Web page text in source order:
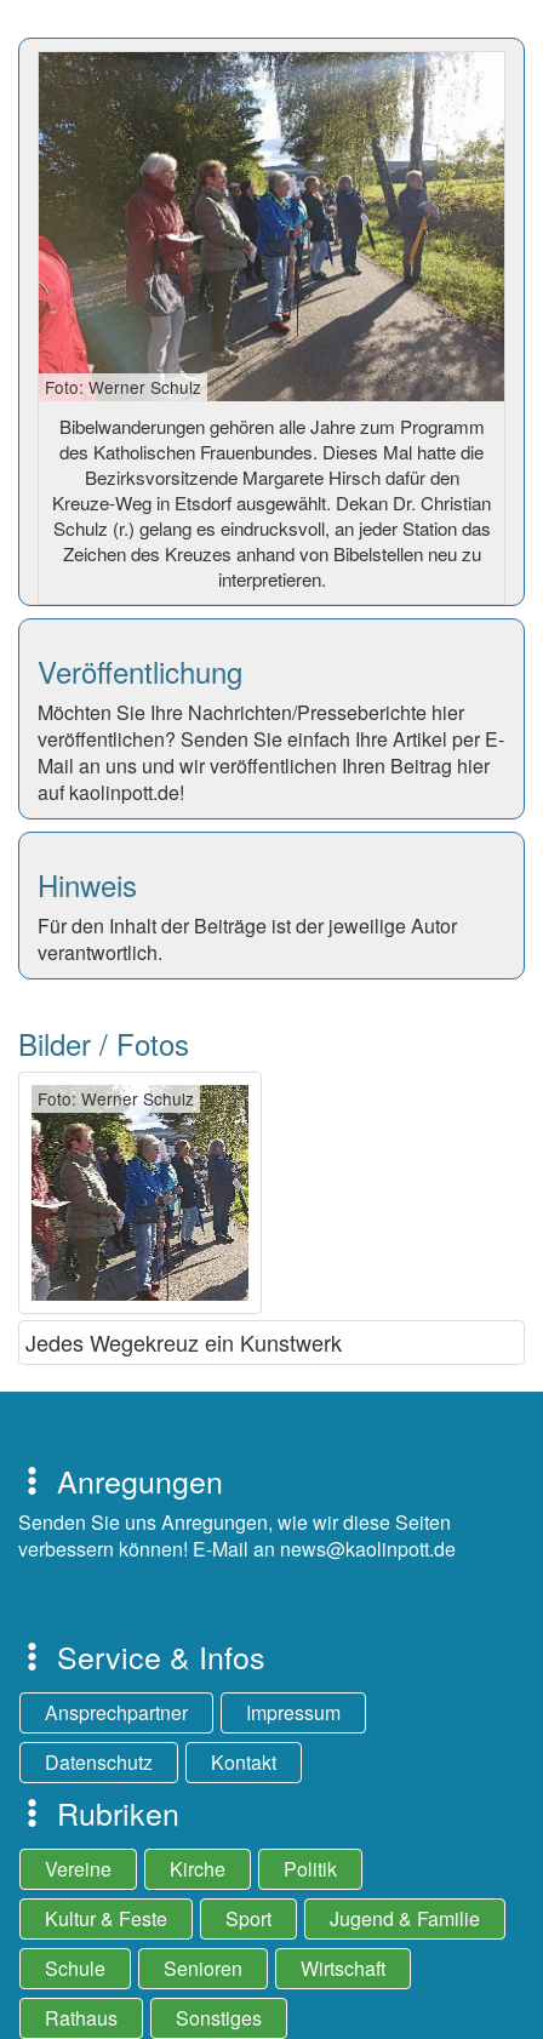
Foto: Werner Schulz
Bibelwanderungen gehören alle Jahre zum Programm
des Katholischen Frauenbundes. Dieses Mal hatte die
Bezirksvorsitzende Margarete Hirsch dafür den
Kreuze-Weg in Etsdorf ausgewählt. Dekan Dr. Christian
Schulz (r.) gelang es eindrucksvoll, an jeder Station das
Zeichen des Kreuzes anhand von Bibelstellen neu zu
interpretieren.
Veröffentlichung
Möchten Sie Ihre Nachrichten/Presseberichte hier
veröffentlichen? Senden Sie einfach Ihre Artikel per E-
Mail an uns und wir veröffentlichen Ihren Beitrag hier
auf kaolinpott.de!
Hinweis
Für den Inhalt der Beiträge ist der jeweilige Autor
verantwortlich.
Bilder / Fotos
Foto: Werner Schulz
Jedes Wegekreuz ein Kunstwerk
Anregungen
Senden Sie uns Anregungen, wie wir diese Seiten
verbessern können! E-Mail an news@kaolinpott.de
Service & Infos
Ansprechpartner
Impressum
Datenschutz
Kontakt
Rubriken
Vereine Kirche
Politik
Kultur & Feste
Sport
Jugend & Familie
Schule
Senioren
Wirtschaft
Rathaus
Sonstiges